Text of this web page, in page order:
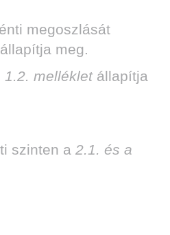
megoszlását
meg.
1.2. mellékletállapítja
szinten a 2.1. és a